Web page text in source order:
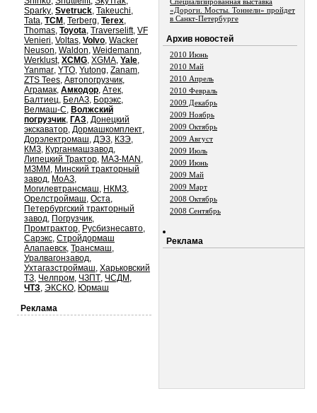
Sparky, Svetruck, Takeuchi,
Tata, TCM , Terberg, Terex,
Thomas, Toyota, Traverselift, VF
Venieri, Voltas, Volvo, Wacker
Neuson, Waldon, Weidemann,
Werklust, XCMG, XGMA, Yale,
Yanmar, YTO, Yutong, Zanam,
ZTS Tees, Автопогрузчик,
Аграмак, Амкодор, Атек,
Балтиец, БелАЗ, Борэкс,
Велмаш-С, Волжский
погрузчик, ГАЗ, Донецкий
экскаватор, Дормашкомплект,
Дорэлектромаш, ДЭЗ, КЗЭ,
КМЗ, Курганмашзавод,
Липецкий Трактор, МАЗ-MAN ,
МЗММ , Минский тракторный
завод, МоАЗ,
Могилевтрансмаш, НКМЗ,
Орелстроймаш, Оста,
Петербургский тракторный
завод, Погрузчик,
Промтрактор, Русбизнесавто,
Сарэкс, Стройдормаш
Алапаевск, Трансмаш,
Уралвагонзавод,
Ухтагазстроймаш, Харьковский
ТЗ, Челпром, ЧЗПТ, ЧСДМ ,
ЧТЗ, ЭКСКО, Юрмаш
Реклама
«Дороги. Мосты. Тоннели» пройдет
в Санкт-Петербурге
Aрхив новостей
2010 Июнь
2010 Май
2010 Апрель
2010 Февраль
2009 Декабрь
2009 Ноябрь
2009 Октябрь
2009 Август
2009 Июль
2009 Июнь
2009 Май
2009 Март
2008 Октябрь
2008 Сентябрь
Реклама